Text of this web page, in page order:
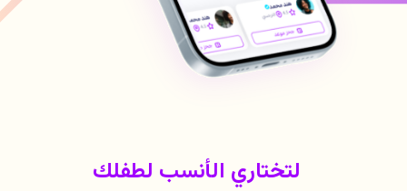
لتختاري الأنسب لطفلك